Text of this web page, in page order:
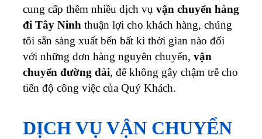
cung cấp thêm nhiều dịch vụ vận chuyển hàng
đi Tây Ninh thuận lợi cho khách hàng, chúng
tôi sẵn sàng xuất bến bất kì thời gian nào đối
với những đơn hàng nguyên chuyến, vận
chuyển đường dài, để không gây chậm trễ cho
tiến độ công việc của Quý Khách.
DỊCH VỤ VẬN CHUYỂN